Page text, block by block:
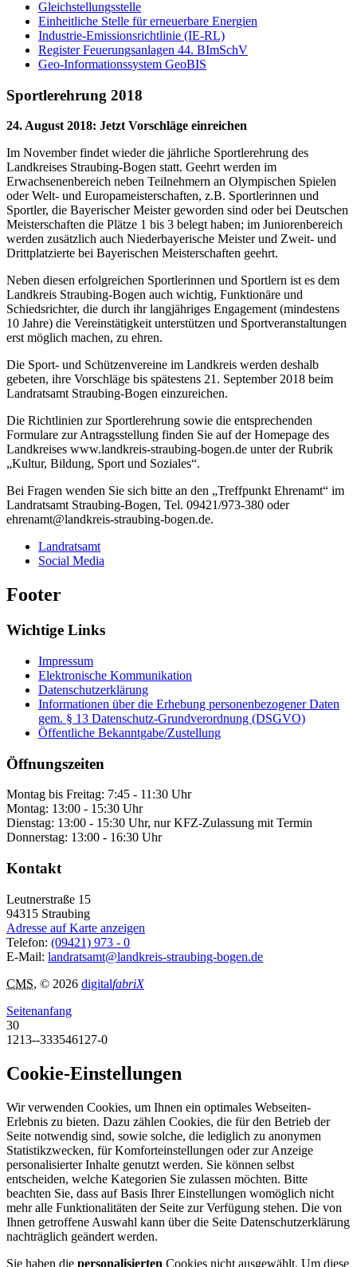
Gleichstellungsstelle
Einheitliche Stelle für erneuerbare Energien
Industrie-Emissionsrichtlinie (IE-RL)
Register Feuerungsanlagen 44. BImSchV
Geo-Informationssystem GeoBIS
Sportlerehrung 2018
24. August 2018: Jetzt Vorschläge einreichen
Im November findet wieder die jährliche Sportlerehrung des
Landkreises Straubing-Bogen statt. Geehrt werden im
Erwachsenenbereich neben Teilnehmern an Olympischen Spielen
oder Welt- und Europameisterschaften, z.B. Sportlerinnen und
Sportler, die Bayerischer Meister geworden sind oder bei Deutschen
Meisterschaften die Plätze 1 bis 3 belegt haben; im Juniorenbereich
werden zusätzlich auch Niederbayerische Meister und Zweit- und
Drittplatzierte bei Bayerischen Meisterschaften geehrt.
Neben diesen erfolgreichen Sportlerinnen und Sportlern ist es dem
Landkreis Straubing-Bogen auch wichtig, Funktionäre und
Schiedsrichter, die durch ihr langjähriges Engagement (mindestens
10 Jahre) die Vereinstätigkeit unterstützen und Sportveranstaltungen
erst möglich machen, zu ehren.
Die Sport- und Schützenvereine im Landkreis werden deshalb
gebeten, ihre Vorschläge bis spätestens 21. September 2018 beim
Landratsamt Straubing-Bogen einzureichen.
Die Richtlinien zur Sportlerehrung sowie die entsprechenden
Formulare zur Antragsstellung finden Sie auf der Homepage des
Landkreises www.landkreis-straubing-bogen.de unter der Rubrik
„Kultur, Bildung, Sport und Soziales“.
Bei Fragen wenden Sie sich bitte an den „Treffpunkt Ehrenamt“ im
Landratsamt Straubing-Bogen, Tel. 09421/973-380 oder
ehrenamt@landkreis-straubing-bogen.de.
Landratsamt
Social Media
Footer
Wichtige Links
Impressum
Elektronische Kommunikation
Datenschutzerklärung
Informationen über die Erhebung personenbezogener Daten
gem. § 13 Datenschutz-Grundverordnung (DSGVO)
Öffentliche Bekanntgabe/Zustellung
Öffnungszeiten
Montag bis Freitag: 7:45 - 11:30 Uhr
Montag: 13:00 - 15:30 Uhr
Dienstag: 13:00 - 15:30 Uhr, nur KFZ-Zulassung mit Termin
Donnerstag: 13:00 - 16:30 Uhr
Kontakt
Leutnerstraße 15
94315 Straubing
Adresse auf Karte anzeigen
Telefon: (09421) 973 - 0
E-Mail: landratsamt@landkreis-straubing-bogen.de
CMS, © 2026 digitalfabriX
Seitenanfang
30
1213--333546127-0
Cookie-Einstellungen
Wir verwenden Cookies, um Ihnen ein optimales Webseiten-
Erlebnis zu bieten. Dazu zählen Cookies, die für den Betrieb der
Seite notwendig sind, sowie solche, die lediglich zu anonymen
Statistikzwecken, für Komforteinstellungen oder zur Anzeige
personalisierter Inhalte genutzt werden. Sie können selbst
entscheiden, welche Kategorien Sie zulassen möchten. Bitte
beachten Sie, dass auf Basis Ihrer Einstellungen womöglich nicht
mehr alle Funktionalitäten der Seite zur Verfügung stehen. Die von
Ihnen getroffene Auswahl kann über die Seite Datenschutzerklärung
nachträglich geändert werden.
Sie haben die personalisierten Cookies nicht ausgewählt. Um diese